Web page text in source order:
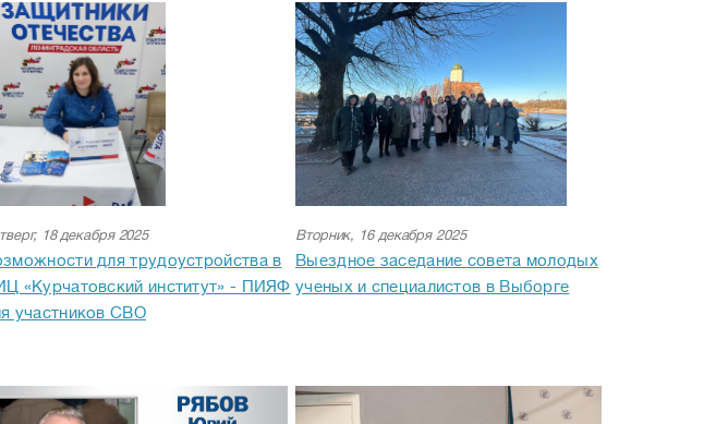
18 декабря 2025
для трудоустройства в
«Курчатовский институт» - ПИЯФ
участников СВО
Вторник, 16 декабря 2025
Выездное заседание совета молодых
ученых и специалистов в Выборге